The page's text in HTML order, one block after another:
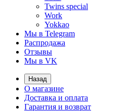
Twins special
Work
Yokkao
Мы в Telegram
Распродажа
Отзывы
Мы в VK
Назад
О магазине
Доставка и оплата
Гарантия и возврат